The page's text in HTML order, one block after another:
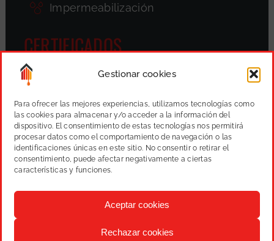
Gestionar cookies
Para ofrecer las mejores experiencias, utilizamos tecnologías como
las cookies para almacenar y/o acceder a la información del
dispositivo. El consentimiento de estas tecnologías nos permitirá
procesar datos como el comportamiento de navegación o las
identificaciones únicas en este sitio. No consentir o retirar el
consentimiento, puede afectar negativamente a ciertas
características y funciones.
Aceptar cookies
Rechazar cookies
Impermeabilización
CERTIFICADOS